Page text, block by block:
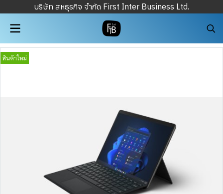
บริษัท สหธุรกิจ จำกัด First Inter Business Ltd.
สินค้าใหม่